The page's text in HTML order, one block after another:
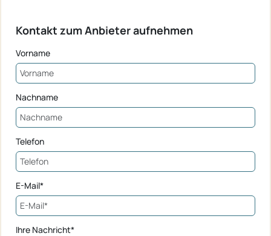
Kontakt zum Anbieter aufnehmen
Vorname
Nachname
Telefon
E-Mail*
Ihre Nachricht*